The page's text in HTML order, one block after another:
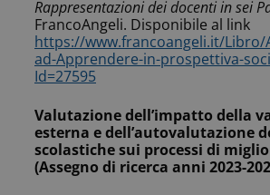
Rappresentazioni dei docenti in sei
FrancoAngeli. Disponibile al link
https://www.francoangeli.it/Libro/
ad-Apprendere-in-prospettiva-
Id=27595
Valutazione dell’impatto della
esterna e dell’autovalutazione
scolastiche sui processi di
(Assegno di ricerca anni 2023-